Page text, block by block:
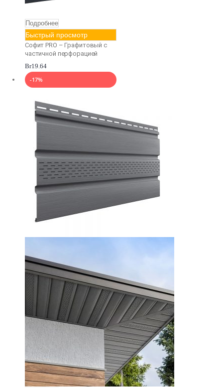
Подробнее
Быстрый просмотр
Софит PRO – Графитовый с
частичной перфорацией
Br19.64
-17%